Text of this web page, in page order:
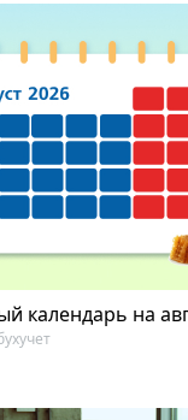
календарь на